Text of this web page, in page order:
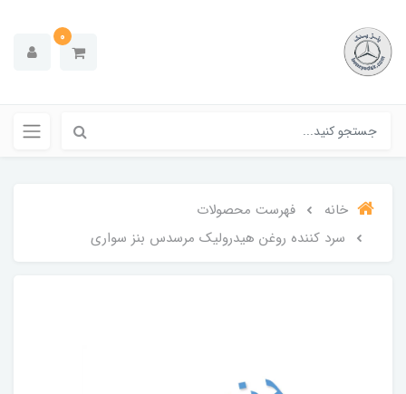
0
خانه
فهرست محصولات
سرد کننده روغن هیدرولیک مرسدس بنز سواری